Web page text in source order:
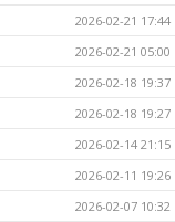
2026-02-21 17:44
2026-02-21 05:00
2026-02-18 19:37
2026-02-18 19:27
2026-02-14 21:15
2026-02-11 19:26
2026-02-07 10:32